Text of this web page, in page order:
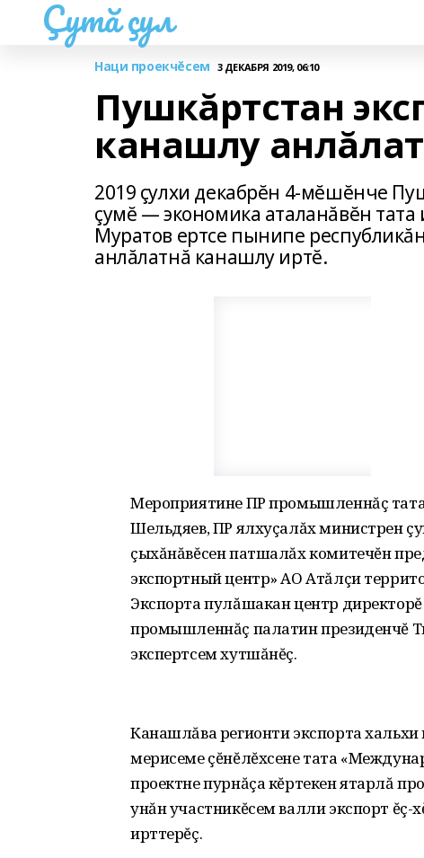
Çутă çул
Наци проекчĕсем 3 ДЕКАБРЯ 2019, 06:10
Пушкăртстан
канашлу
2019 çулхи декабрĕн 4-мĕшĕнче
çумĕ — экономика аталанăвĕн
Муратов ертсе пынипе
анлăлатнă канашлу иртĕ.
Мероприятине ПР промышленнăç
Шельдяев, ПР ялхуçалăх министрен
çыхăнăвĕсен патшалăх комитечĕн
экспортный центр» АО Атăлçи
Экспорта пулăшакан центр
промышленнăç палатин президенчĕ
экспертсем хутшăнĕç.
Канашлăва регионти экспорта
мерисеме çĕнĕлĕхсене тата
проектне пурнăçа кĕртекен ятарлă
унăн участникĕсем валли экспорт
ирттерĕç.